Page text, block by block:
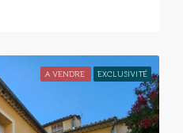
A VENDRE EXCLUSIVITÉ